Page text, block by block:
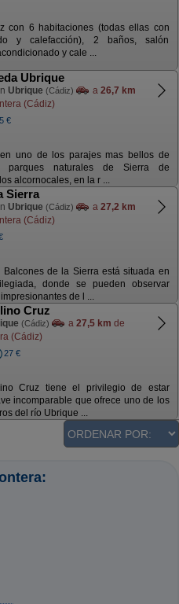
con 6 habitaciones (todas ellas con
y calefacción), 2 baños, salón
y cale ...
Ubrique
Ubrique (Cádiz) a 26,7 km
(Cádiz)
€
uno de los parajes mas bellos de
parques naturales de Sierra de
alcornocales, en la r ...
Sierra
Ubrique (Cádiz) a 27,2 km
(Cádiz)
Balcones de la Sierra está situada en
donde se pueden observar
de l ...
Cruz
(Cádiz) a 27,5 km de
(Cádiz)
27 €
Cruz tiene el privilegio de estar
incomparable que ofrece uno de los
del río Ubrique ...